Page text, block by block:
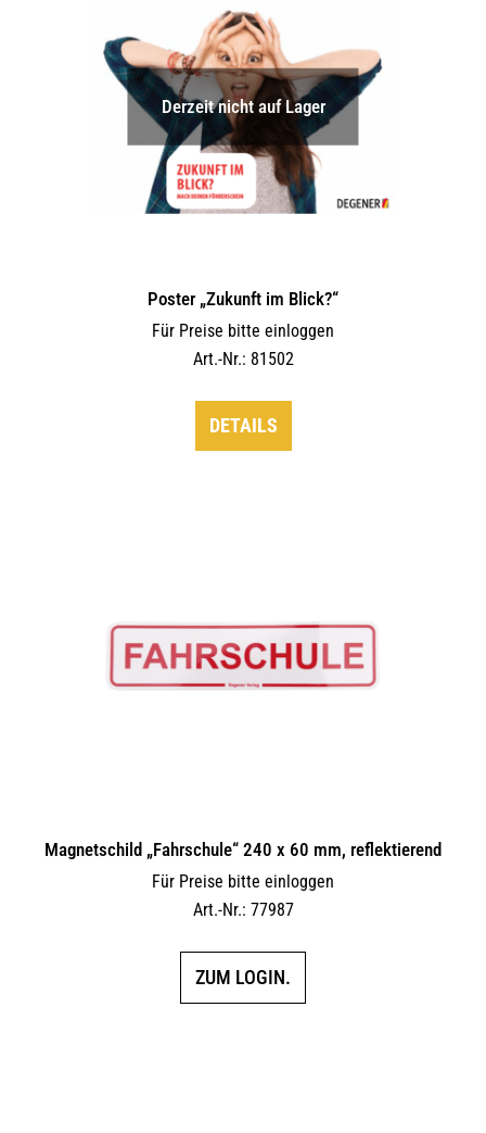
Derzeit nicht auf Lager
Poster „Zukunft im Blick?“
Für Preise bitte einloggen
Art.-Nr.: 81502
DETAILS
Magnetschild „Fahrschule“ 240 x 60 mm, reflektierend
Für Preise bitte einloggen
Art.-Nr.: 77987
ZUM LOGIN.